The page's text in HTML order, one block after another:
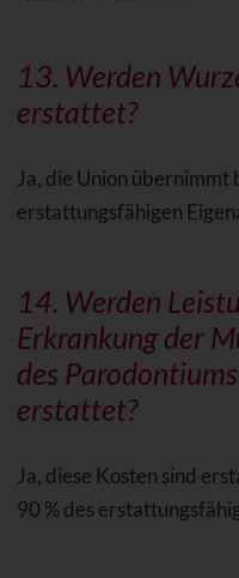
13. Werden
erstattet?
Ja, die Union übernimmt
erstattungsfähigen
14. Werden
Erkrankung der
des
erstattet?
Ja, diese Kosten sind
90 % des